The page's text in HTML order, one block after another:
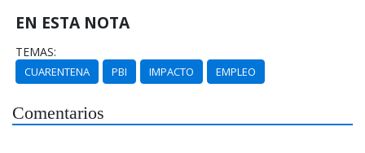
EN ESTA NOTA
TEMAS:
CUARENTENA PBI IMPACTO EMPLEO
Comentarios